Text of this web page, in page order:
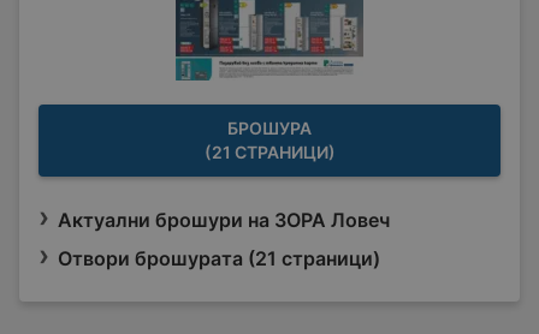
БРОШУРА
(21 СТРАНИЦИ)
Актуални брошури на ЗОРА Ловеч
Отвори брошурата (21 страници)